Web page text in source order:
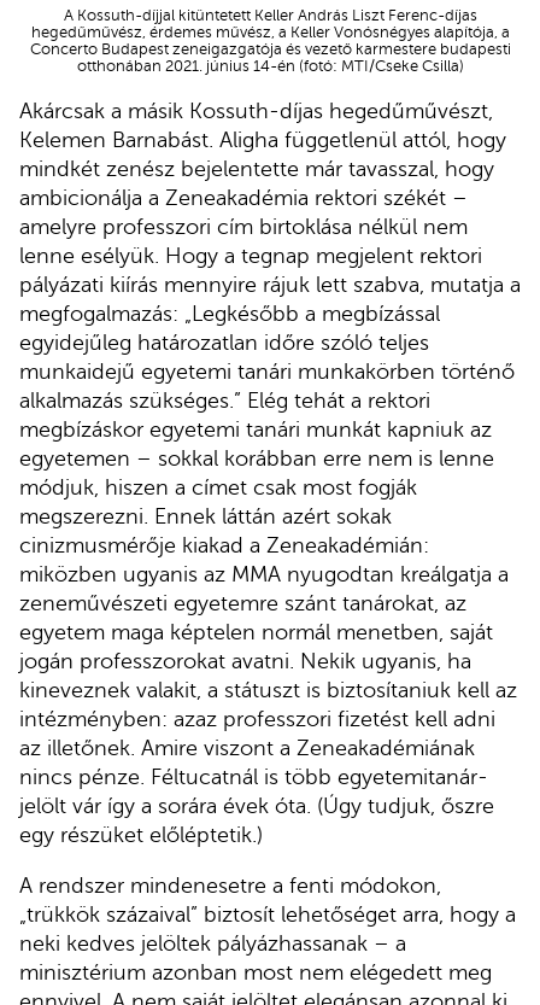
A Kossuth-díjjal kitüntetett Keller András Liszt Ferenc-díjas
hegedűművész, érdemes művész, a Keller Vonósnégyes alapítója, a
Concerto Budapest zeneigazgatója és vezető karmestere budapesti
otthonában 2021. június 14-én (fotó: MTI/Cseke Csilla)
Akárcsak a másik Kossuth-díjas hegedűművészt,
Kelemen Barnabást. Aligha függetlenül attól, hogy
mindkét zenész bejelentette már tavasszal, hogy
ambicionálja a Zeneakadémia rektori székét –
amelyre professzori cím birtoklása nélkül nem
lenne esélyük. Hogy a tegnap megjelent rektori
pályázati kiírás mennyire rájuk lett szabva, mutatja a
megfogalmazás: „Legkésőbb a megbízással
egyidejűleg határozatlan időre szóló teljes
munkaidejű egyetemi tanári munkakörben történő
alkalmazás szükséges.” Elég tehát a rektori
megbízáskor egyetemi tanári munkát kapniuk az
egyetemen – sokkal korábban erre nem is lenne
módjuk, hiszen a címet csak most fogják
megszerezni. Ennek láttán azért sokak
cinizmusmérője kiakad a Zeneakadémián:
miközben ugyanis az MMA nyugodtan kreálgatja a
zeneművészeti egyetemre szánt tanárokat, az
egyetem maga képtelen normál menetben, saját
jogán professzorokat avatni. Nekik ugyanis, ha
kineveznek valakit, a státuszt is biztosítaniuk kell az
intézményben: azaz professzori fizetést kell adni
az illetőnek. Amire viszont a Zeneakadémiának
nincs pénze. Féltucatnál is több egyetemitanár-
jelölt vár így a sorára évek óta. (Úgy tudjuk, őszre
egy részüket előléptetik.)
A rendszer mindenesetre a fenti módokon,
„trükkök százaival” biztosít lehetőséget arra, hogy a
neki kedves jelöltek pályázhassanak – a
minisztérium azonban most nem elégedett meg